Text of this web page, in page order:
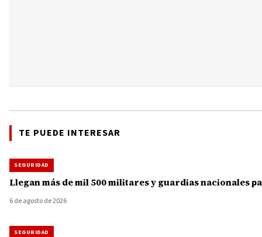
TE PUEDE INTERESAR
SEGURIDAD
Llegan más de mil 500 militares y guardias nacionales
6 de agosto de 2026
SEGURIDAD